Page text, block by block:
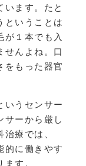
います。たと
ということは
が１本でも入
せんよね。口
をもった器官
うセンサー
サーから厳し
療では、
的に働きやす
す。